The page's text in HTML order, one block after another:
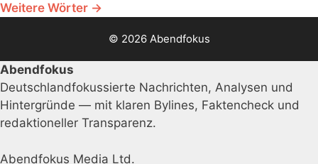
Weitere Wörter →
© 2026 Abendfokus
Abendfokus
Deutschlandfokussierte Nachrichten, Analysen und
Hintergründe — mit klaren Bylines, Faktencheck und
redaktioneller Transparenz.
Abendfokus Media Ltd.